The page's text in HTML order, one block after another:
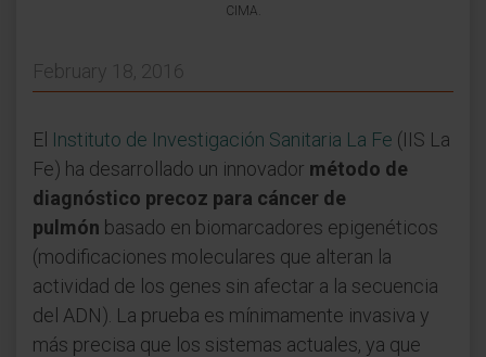
CIMA.
February 18, 2016
El Instituto de Investigación Sanitaria La Fe (IIS La
Fe) ha desarrollado un innovador método de
diagnóstico precoz para cáncer de
pulmón basado en biomarcadores epigenéticos
(modificaciones moleculares que alteran la
actividad de los genes sin afectar a la secuencia
del ADN). La prueba es mínimamente invasiva y
más precisa que los sistemas actuales, ya que